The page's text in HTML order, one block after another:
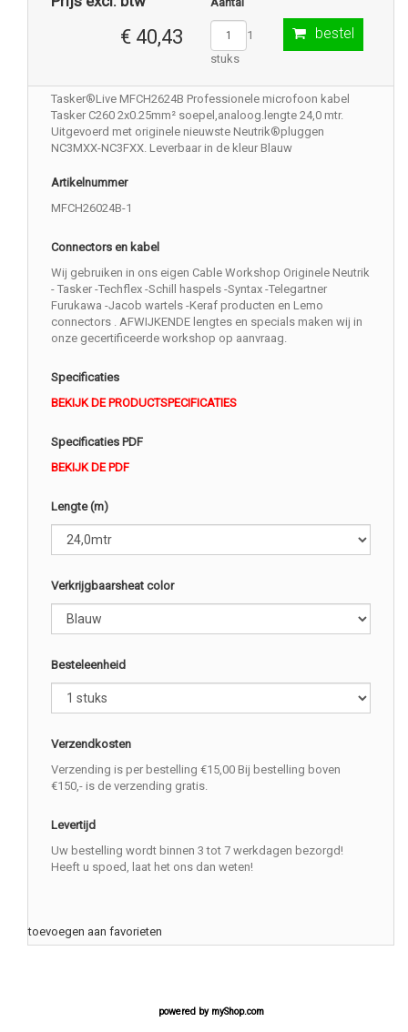
€ 40,43
1
stuks
bestel
Tasker®Live MFCH2624B Professionele microfoon kabel
Tasker C260 2x0.25mm² soepel,analoog.lengte 24,0 mtr.
Uitgevoerd met originele nieuwste Neutrik®pluggen
NC3MXX-NC3FXX. Leverbaar in de kleur Blauw
Artikelnummer
MFCH26024B-1
Connectors en kabel
Wij gebruiken in ons eigen Cable Workshop Originele Neutrik
- Tasker -Techflex -Schill haspels -Syntax -Telegartner
Furukawa -Jacob wartels -Keraf producten en Lemo
connectors . AFWIJKENDE lengtes en specials maken wij in
onze gecertificeerde workshop op aanvraag.
Specificaties
BEKIJK DE PRODUCTSPECIFICATIES
Specificaties PDF
BEKIJK DE PDF
Lengte (m)
Verkrijgbaarsheat color
Besteleenheid
Verzendkosten
Verzending is per bestelling €15,00 Bij bestelling boven
€150,- is de verzending gratis.
Levertijd
Uw bestelling wordt binnen 3 tot 7 werkdagen bezorgd!
Heeft u spoed, laat het ons dan weten!
toevoegen aan favorieten
powered by myShop.com